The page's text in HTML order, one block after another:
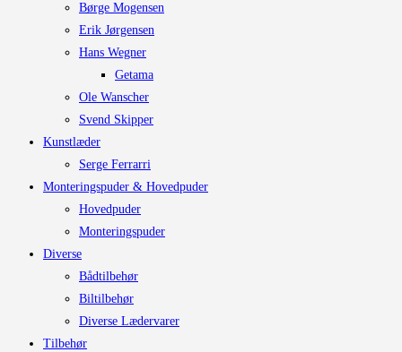
Børge Mogensen
Erik Jørgensen
Hans Wegner
Getama
Ole Wanscher
Svend Skipper
Kunstlæder
Serge Ferrarri
Monteringspuder & Hovedpuder
Hovedpuder
Monteringspuder
Diverse
Bådtilbehør
Biltilbehør
Diverse Lædervarer
Tilbehør